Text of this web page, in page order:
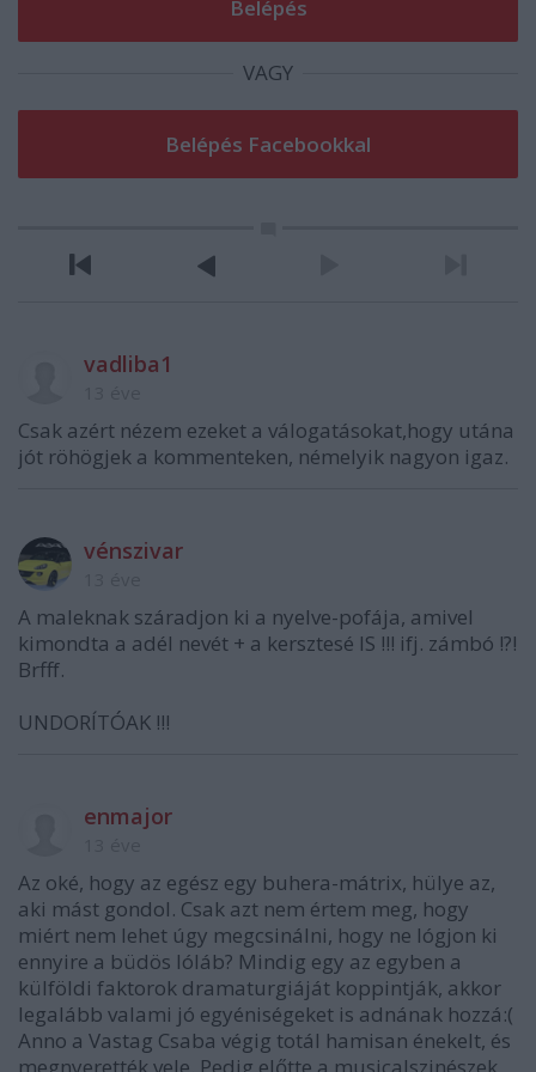
VAGY
vadliba1
Csak azért nézem ezeket a válogatásokat,hogy utána
jót röhögjek a kommenteken, némelyik nagyon igaz.
vénszivar
A maleknak száradjon ki a nyelve-pofája, amivel
kimondta a adél nevét + a kersztesé IS !!! ifj. zámbó !?!
Brfff.
UNDORÍTÓAK !!!
enmajor
Az oké, hogy az egész egy buhera-mátrix, hülye az,
aki mást gondol. Csak azt nem értem meg, hogy
miért nem lehet úgy megcsinálni, hogy ne lógjon ki
ennyire a büdös lóláb? Mindig egy az egyben a
külföldi faktorok dramaturgiáját koppintják, akkor
legalább valami jó egyéniségeket is adnának hozzá:(
Anno a Vastag Csaba végig totál hamisan énekelt, és